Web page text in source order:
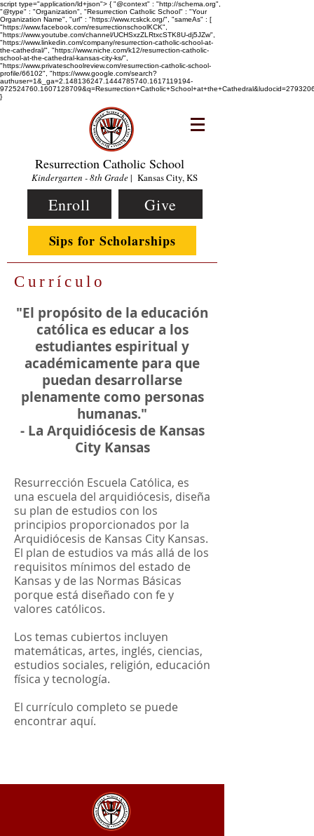
script type="application/ld+json"> { "@context" : "http://schema.org",
"@type" : "Organization", "Resurrection Catholic School" : "Your
Organization Name", "url" : "https://www.rcskck.org/", "sameAs" : [
"https://www.facebook.com/resurrectionschoolKCK",
"https://www.youtube.com/channel/UCHSxzZLRtxcSTK8U-dj5JZw",
"https://www.linkedin.com/company/resurrection-catholic-school-at-
the-cathedral/", "https://www.niche.com/k12/resurrection-catholic-
school-at-the-cathedral-kansas-city-ks/",
"https://www.privateschoolreview.com/resurrection-catholic-school-
profile/66102", "https://www.google.com/search?
authuser=1&_ga=2.148136247.1444785740.1617119194-
}
Resurrection Catholic School
Kindergarten - 8th Grade| Kansas City, KS
Enroll Give
Sips for Scholarships
Currículo
"El propósito de la educación
católica es educar a los
estudiantes espiritual y
académicamente para que
puedan desarrollarse
plenamente como personas
humanas."
- La Arquidiócesis de Kansas
City Kansas
Resurrección Escuela Católica, es
una escuela del arquidiócesis, diseña
su plan de estudios con los
principios proporcionados por la
Arquidiócesis de Kansas City Kansas.
El plan de estudios va más allá de los
requisitos mínimos del estado de
Kansas y de las Normas Básicas
porque está diseñado con fe y
valores católicos.
Los temas cubiertos incluyen
matemáticas, artes, inglés, ciencias,
estudios sociales, religión, educación
física y tecnología.
El currículo completo se puede
encontrar aquí.